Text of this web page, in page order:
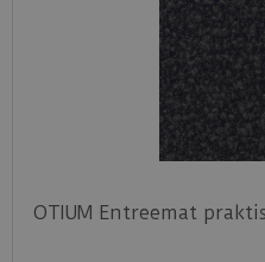
OTIUM Entreemat